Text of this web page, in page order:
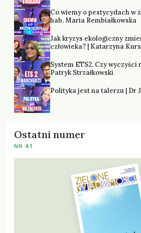
Co wiemy o pestycydach w
hab. Maria Rembiałkowska
Jak kryzys ekologiczny
człowieka? | Katarzyna
System ETS2. Czy wyczyści
Patryk Strzałkowski
Polityka jest na talerzu | Dr
Ostatni numer
NR 41